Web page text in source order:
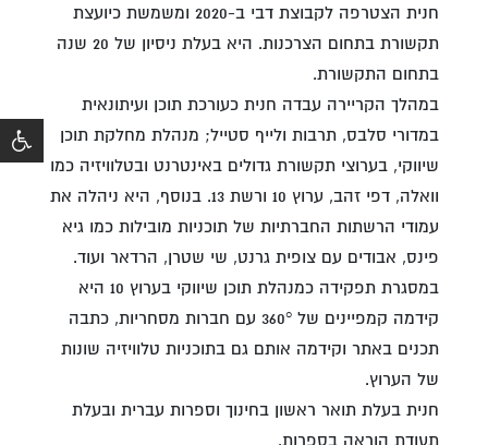
חנית הצטרפה לקבוצת דבי ב-2020 ומשמשת כיועצת
תקשורת בתחום הצרכנות. היא בעלת ניסיון של 20 שנה
בתחום התקשורת.​
במהלך הקריירה עבדה חנית כעורכת תוכן ועיתונאית
במדורי סלבס, תרבות ולייף סטייל; מנהלת מחלקת תוכן
שיווקי, בערוצי תקשורת גדולים באינטרנט ובטלוויזיה כמו
וואלה, דפי זהב, ערוץ 10 ורשת 13. בנוסף, היא ניהלה את
עמודי הרשתות החברתיות של תוכניות מובילות כמו גיא
פינס, אבודים עם צופית גרנט, שי שטרן, הרדאר ועוד.​
במסגרת תפקידה כמנהלת תוכן שיווקי בערוץ 10 היא
קידמה קמפיינים של 360° עם חברות מסחריות, כתבה
תכנים באתר וקידמה אותם גם בתוכניות טלוויזיה שונות
של הערוץ.​
חנית בעלת תואר ראשון בחינוך וספרות עברית ובעלת